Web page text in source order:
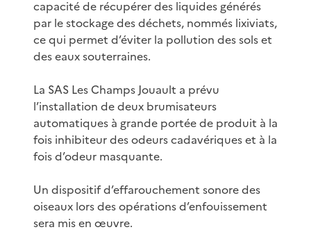
capacité de récupérer des liquides générés
par le stockage des déchets, nommés lixiviats,
ce qui permet d’éviter la pollution des sols et
des eaux souterraines.
La SAS Les Champs Jouault a prévu
l’installation de deux brumisateurs
automatiques à grande portée de produit à la
fois inhibiteur des odeurs cadavériques et à la
fois d’odeur masquante.
Un dispositif d’effarouchement sonore des
oiseaux lors des opérations d’enfouissement
sera mis en œuvre.